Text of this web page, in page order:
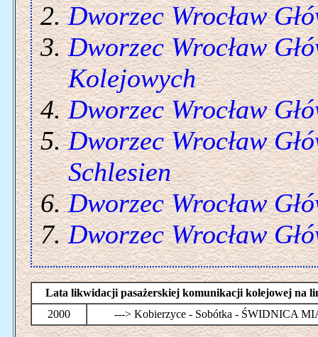
Dworzec Wrocław
Dworzec Wrocław
Kolejowych
Dworzec Wrocław
Dworzec Wrocław
Schlesien
Dworzec Wrocław
Dworzec Wrocław
Lata likwidacji pasażerskiej komunikacji kolejowej na
2000
---> Kobierzyce - Sobótka - ŚWIDNICA